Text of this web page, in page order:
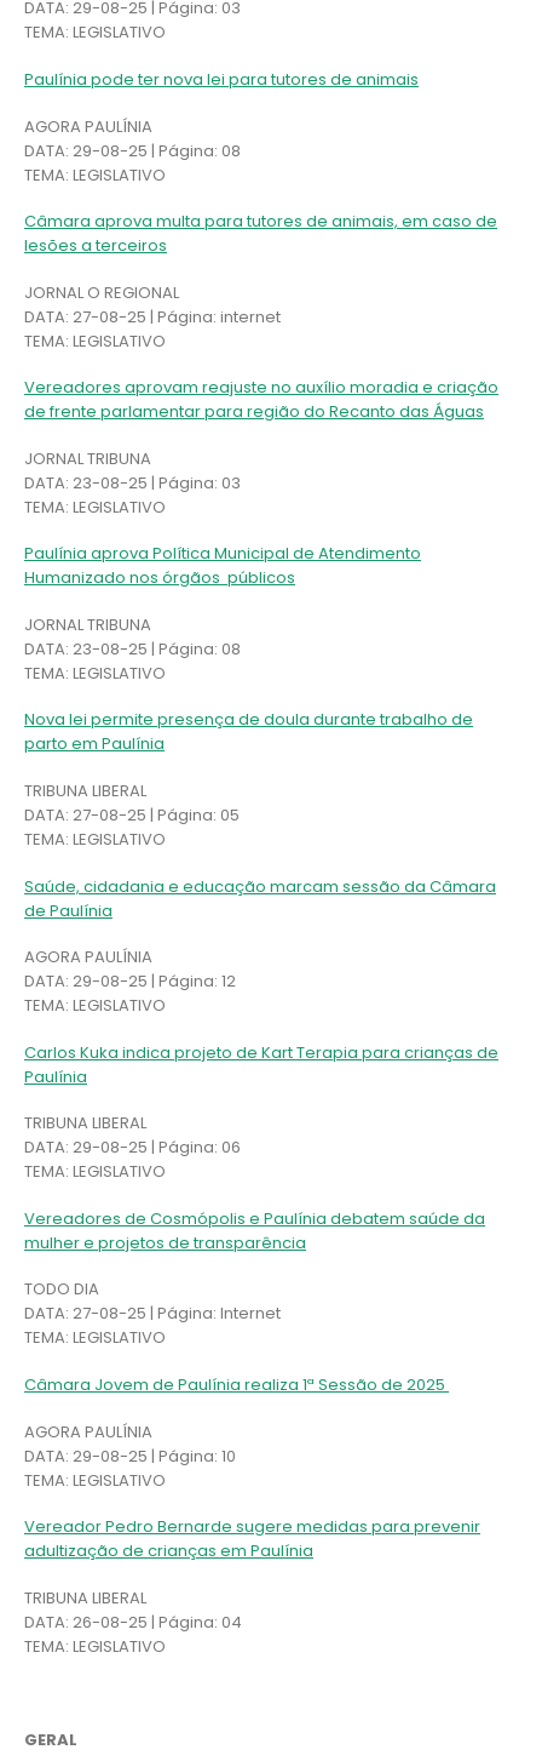
DATA: 29-08-25 | Página: 03
TEMA: LEGISLATIVO
Paulínia pode ter nova lei para tutores de animais
AGORA PAULÍNIA
DATA: 29-08-25 | Página: 08
TEMA: LEGISLATIVO
Câmara aprova multa para tutores de animais, em caso de
lesões a terceiros
JORNAL O REGIONAL
DATA: 27-08-25 | Página: internet
TEMA: LEGISLATIVO
Vereadores aprovam reajuste no auxílio moradia e criação
de frente parlamentar para região do Recanto das Águas
JORNAL TRIBUNA
DATA: 23-08-25 | Página: 03
TEMA: LEGISLATIVO
Paulínia aprova Política Municipal de Atendimento
Humanizado nos órgãos públicos
JORNAL TRIBUNA
DATA: 23-08-25 | Página: 08
TEMA: LEGISLATIVO
Nova lei permite presença de doula durante trabalho de
parto em Paulínia
TRIBUNA LIBERAL
DATA: 27-08-25 | Página: 05
TEMA: LEGISLATIVO
Saúde, cidadania e educação marcam sessão da Câmara
de Paulínia
AGORA PAULÍNIA
DATA: 29-08-25 | Página: 12
TEMA: LEGISLATIVO
Carlos Kuka indica projeto de Kart Terapia para crianças de
Paulínia
TRIBUNA LIBERAL
DATA: 29-08-25 | Página: 06
TEMA: LEGISLATIVO
Vereadores de Cosmópolis e Paulínia debatem saúde da
mulher e projetos de transparência
TODO DIA
DATA: 27-08-25 | Página: Internet
TEMA: LEGISLATIVO
Câmara Jovem de Paulínia realiza 1ª Sessão de 2025
AGORA PAULÍNIA
DATA: 29-08-25 | Página: 10
TEMA: LEGISLATIVO
Vereador Pedro Bernarde sugere medidas para prevenir
adultização de crianças em Paulínia
TRIBUNA LIBERAL
DATA: 26-08-25 | Página: 04
TEMA: LEGISLATIVO
GERAL